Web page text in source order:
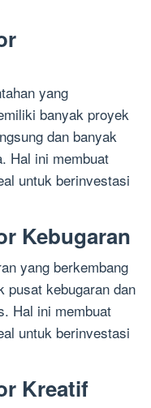
yang
banyak proyek
dan banyak
Hal ini membuat
untuk berinvestasi
Kebugaran
yang berkembang
pusat kebugaran dan
Hal ini membuat
untuk berinvestasi
Kreatif